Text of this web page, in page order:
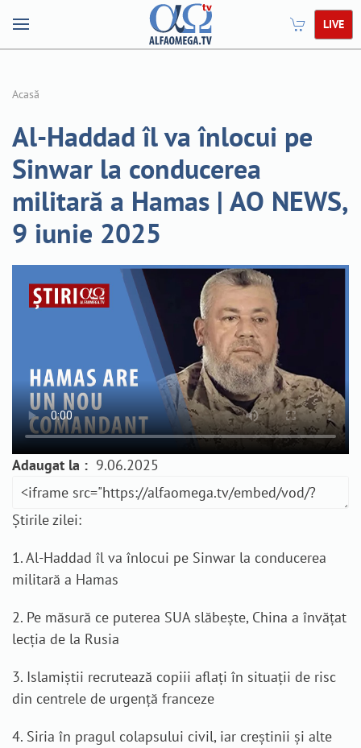
LIVE
Acasă
Al-Haddad îl va înlocui pe
Sinwar la conducerea
militară a Hamas | AO NEWS,
9 iunie 2025
Adaugat la : 9.06.2025
Știrile zilei:
1. Al-Haddad îl va înlocui pe Sinwar la conducerea
militară a Hamas
2. Pe măsură ce puterea SUA slăbește, China a învățat
lecția de la Rusia
3. Islamiștii recrutează copiii aflați în situații de risc
din centrele de urgență franceze
4. Siria în pragul colapsului civil, iar creștinii și alte